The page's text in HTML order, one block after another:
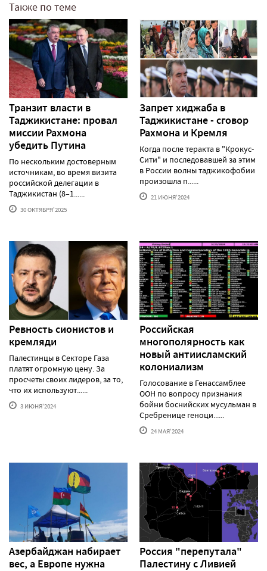
Также по теме
Транзит власти в
Таджикистане: провал
миссии Рахмона
убедить Путина
По нескольким достоверным
источникам, во время визита
российской делегации в
Таджикистан (8–1......
30 ОКТЯБРЯ'2025
Запрет хиджаба в
Таджикистане - сговор
Рахмона и Кремля
Когда после теракта в "Крокус-
Сити" и последовавшей за этим
в России волны таджикофобии
произошла п......
21 ИЮНЯ'2024
Ревность сионистов и
кремляди
Палестинцы в Секторе Газа
платят огромную цену. За
просчеты своих лидеров, за то,
что их используют......
3 ИЮНЯ'2024
Российская
многополярность как
новый антиисламский
колониализм
Голосование в Генассамблее
ООН по вопросу признания
бойни боснийских мусульман в
Сребренице геноци......
24 МАЯ'2024
Азербайджан набирает
вес, а Европе нужна
Россия "перепутала"
Палестину с Ливией